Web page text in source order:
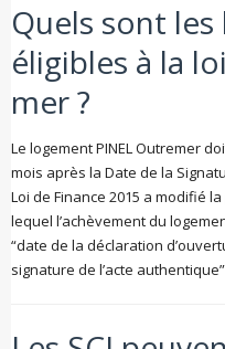
Quels sont
éligibles à la
mer ?
Le logement PINEL Outremer
mois après la Date de la
Loi de Finance 2015 a modifié
lequel l’achèvement du
“date de la déclaration
signature de l’acte